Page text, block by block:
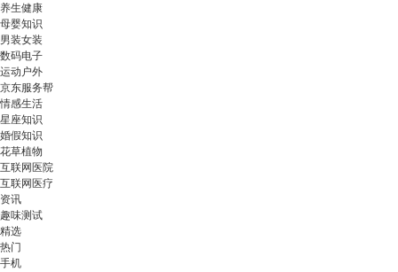
养生健康
母婴知识
男装女装
数码电子
运动户外
京东服务帮
情感生活
星座知识
婚假知识
花草植物
互联网医院
互联网医疗
资讯
趣味测试
精选
热门
手机